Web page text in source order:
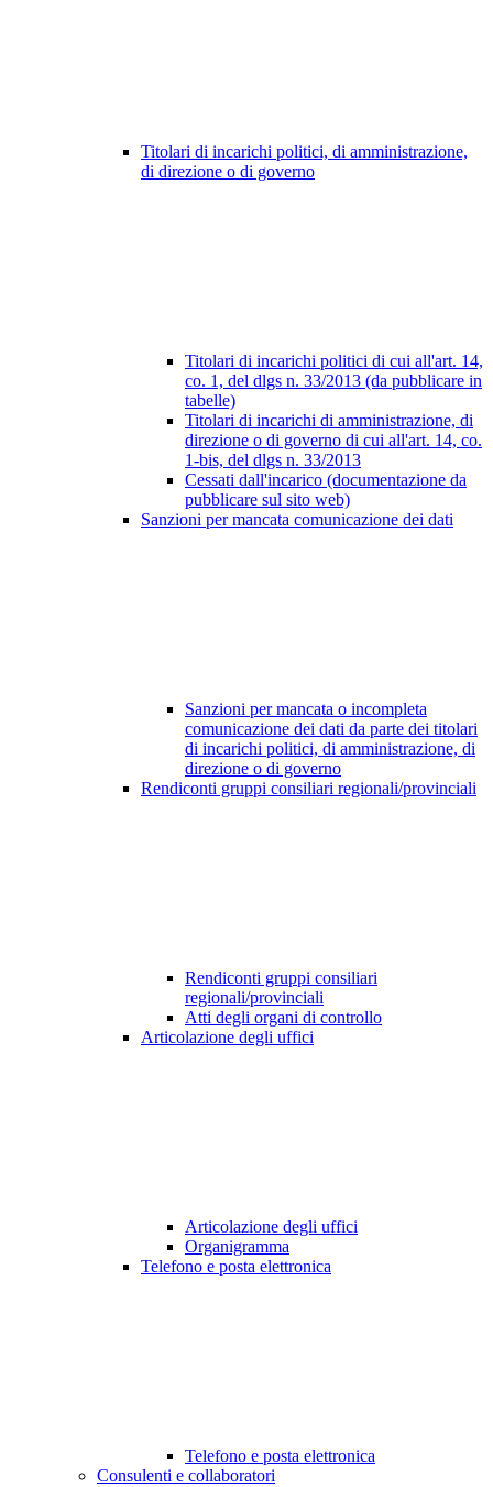
Titolari di incarichi politici, di amministrazione,
di direzione o di governo
Titolari di incarichi politici di cui all'art. 14,
co. 1, del dlgs n. 33/2013 (da pubblicare in
tabelle)
Titolari di incarichi di amministrazione, di
direzione o di governo di cui all'art. 14, co.
1-bis, del dlgs n. 33/2013
Cessati dall'incarico (documentazione da
pubblicare sul sito web)
Sanzioni per mancata comunicazione dei dati
Sanzioni per mancata o incompleta
comunicazione dei dati da parte dei titolari
di incarichi politici, di amministrazione, di
direzione o di governo
Rendiconti gruppi consiliari regionali/provinciali
Rendiconti gruppi consiliari
regionali/provinciali
Atti degli organi di controllo
Articolazione degli uffici
Articolazione degli uffici
Organigramma
Telefono e posta elettronica
Telefono e posta elettronica
Consulenti e collaboratori